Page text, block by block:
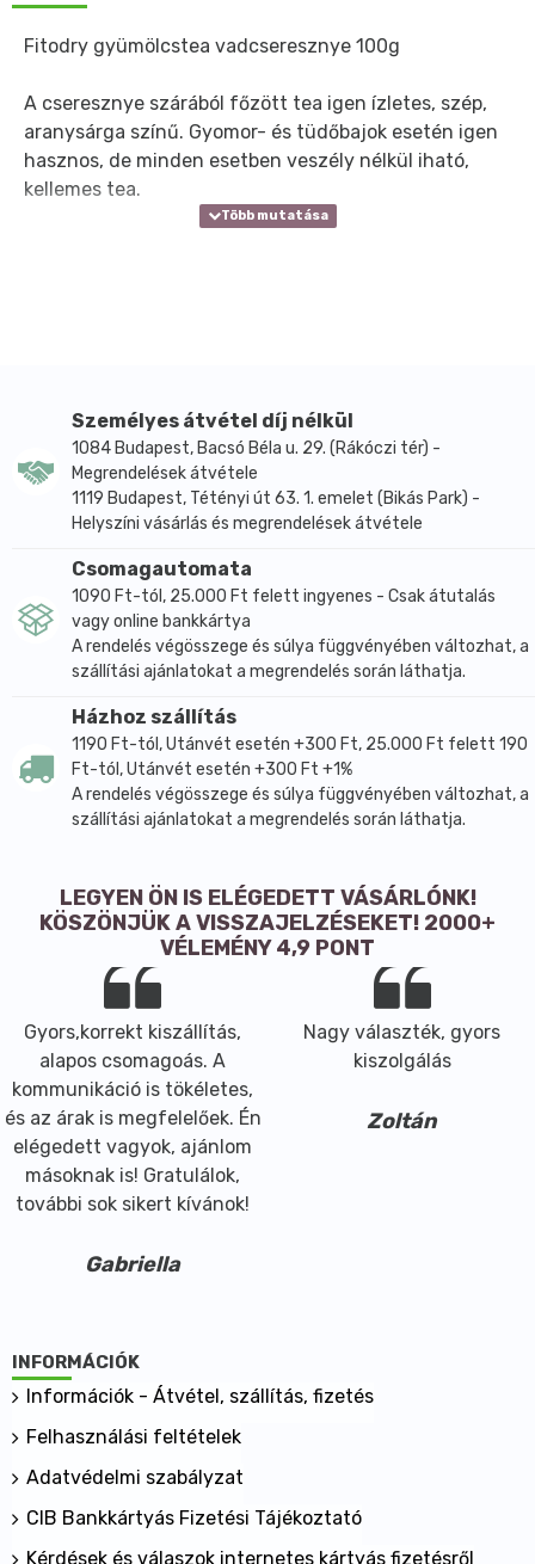
Fitodry gyümölcstea vadcseresznye 100g
A cseresznye szárából főzött tea igen ízletes, szép,
aranysárga színű. Gyomor- és tüdőbajok esetén igen
hasznos, de minden esetben veszély nélkül iható,
kellemes tea.
Személyes átvétel díj nélkül
1084 Budapest, Bacsó Béla u. 29. (Rákóczi tér) -
Megrendelések átvétele
1119 Budapest, Tétényi út 63. 1. emelet (Bikás Park) -
Helyszíni vásárlás és megrendelések átvétele
Csomagautomata
1090 Ft-tól, 25.000 Ft felett ingyenes - Csak átutalás
vagy online bankkártya
A rendelés végösszege és súlya függvényében változhat, a
szállítási ajánlatokat a megrendelés során láthatja.
Házhoz szállítás
1190 Ft-tól, Utánvét esetén +300 Ft, 25.000 Ft felett 190
Ft-tól, Utánvét esetén +300 Ft +1%
A rendelés végösszege és súlya függvényében változhat, a
szállítási ajánlatokat a megrendelés során láthatja.
LEGYEN ÖN IS ELÉGEDETT VÁSÁRLÓNK!
KÖSZÖNJÜK A VISSZAJELZÉSEKET! 2000+
VÉLEMÉNY 4,9 PONT
Gyors,korrekt kiszállítás,
alapos csomagoás. A
kommunikáció is tökéletes,
és az árak is megfelelőek. Én
elégedett vagyok, ajánlom
másoknak is! Gratulálok,
további sok sikert kívánok!
Gabriella
Nagy választék, gyors
kiszolgálás
Zoltán
INFORMÁCIÓK
Információk - Átvétel, szállítás, fizetés
Felhasználási feltételek
Adatvédelmi szabályzat
CIB Bankkártyás Fizetési Tájékoztató
Kérdések és válaszok internetes kártyás fizetésről